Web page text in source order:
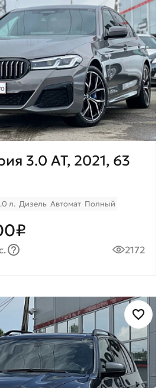
3.0 AT, 2021, 63
л. Дизель Автомат Полный
2172